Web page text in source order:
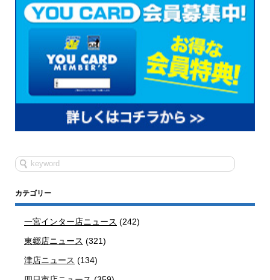
カテゴリー
一宮インター店ニュース (242)
東郷店ニュース (321)
津店ニュース (134)